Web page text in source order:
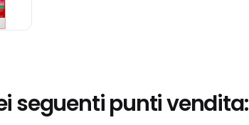
seguenti punti vendita: